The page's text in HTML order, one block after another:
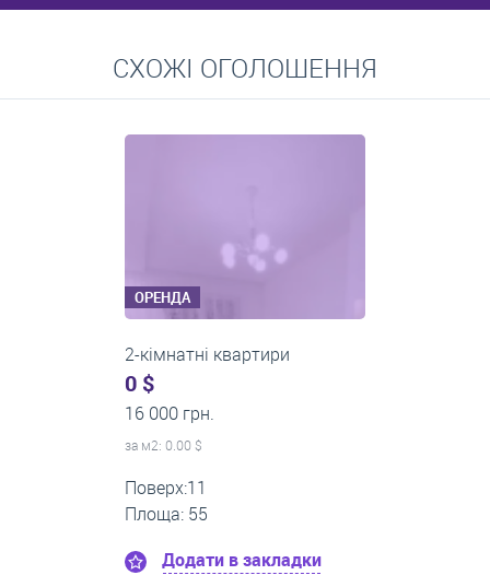
Середні ціни на довготривалу оренду квартир, особняків,
кімнат
СХОЖІ ОГОЛОШЕННЯ
ОРЕНДА
2-кімнатні квартири
0 $
14 000 грн.
за м2: 0.00 $
Поверх:5
Площа: 50
Додати в закладки